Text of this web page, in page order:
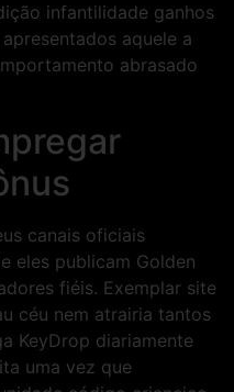
infantilidade ganhos
aquele a
abrasado
canais oficiais
eles publicam Golden
fiéis. Exemplar site
céu nem atrairia tantos
KeyDrop diariamente
uma vez que